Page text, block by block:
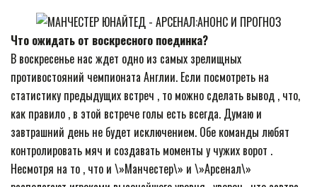
Что ожидать от воскресного поединка?
В воскресенье нас ждет одно из самых зрелищных
противостояний чемпионата Англии. Если посмотреть на
статистику предыдущих встреч , то можно сделать вывод , что,
как правило , в этой встрече голы есть всегда. Думаю и
завтрашний день не будет исключением. Обе команды любят
контролировать мяч и создавать моменты у чужих ворот .
Несмотря на то , что и \»Манчестер\» и \»Арсенал\»